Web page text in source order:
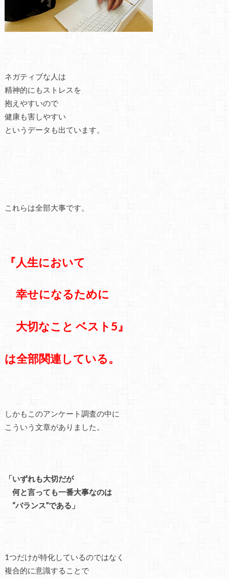
ネガティブな人は
精神的にもストレスを
抱えやすいので
健康も害しやすい
というデータも出ています。
これらは全部大事です。
『人生において
幸せになるために
大切なこと ベスト5』
は全部関連している。
しかもこのアンケート調査の中に
こういう文章がありました。
「いずれも大切だが
何と言っても一番大事なのは
“バランス”である」
1つだけが特化しているのではなく
複合的に意識することで